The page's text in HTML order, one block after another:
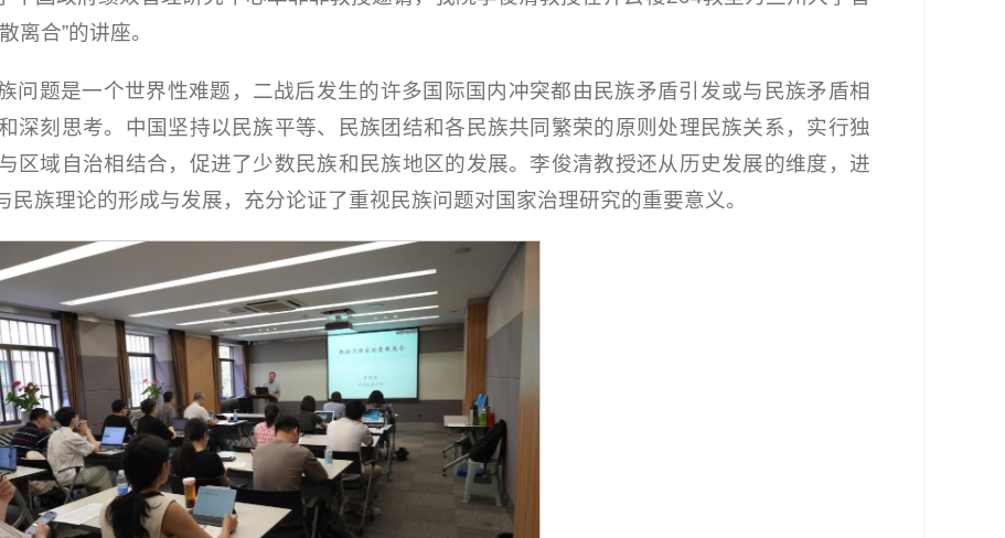
离合”的讲座。
问题是一个世界性难题，二战后发生的许多国际国内冲突都由民族矛盾引发或与民族矛盾相
深刻思考。中国坚持以民族平等、民族团结和各民族共同繁荣的原则处理民族关系，实行独
区域自治相结合，促进了少数民族和民族地区的发展。李俊清教授还从历史发展的维度，进
族理论的形成与发展，充分论证了重视民族问题对国家治理研究的重要意义。